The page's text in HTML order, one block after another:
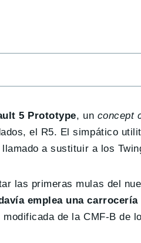
5 Prototype, un concept
el R5. El simpático
a sustituir a los
las primeras mulas del
emplea una
de la CMF-B